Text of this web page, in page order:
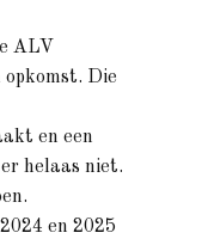
ALV
opkomst. Die
en een
helaas niet.
en 2025